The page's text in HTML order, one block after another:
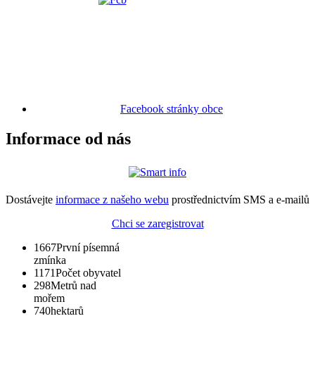
Facebook stránky obce
Informace od nás
Dostávejte informace z našeho webu prostřednictvím SMS a e-mailů
Chci se zaregistrovat
1667První písemná
zmínka
1171Počet obyvatel
298Metrů nad
mořem
740hektarů